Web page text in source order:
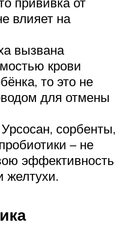
влияет на
вызвана
крови
то это не
для отмены
сорбенты,
– не
эффективность
желтухи.